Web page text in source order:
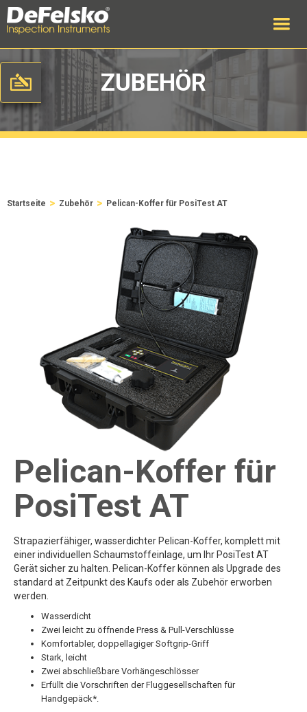
ZUBEHÖR
Startseite > Zubehör > Pelican-Koffer für PosiTest AT
Pelican-Koffer für
PosiTest AT
Strapazierfähiger, wasserdichter Pelican-Koffer, komplett mit
einer individuellen Schaumstoffeinlage, um Ihr PosiTest AT
Gerät sicher zu halten. Pelican-Koffer können als Upgrade des
standard at Zeitpunkt des Kaufs oder als Zubehör erworben
werden.
Wasserdicht
Zwei leicht zu öffnende Press & Pull-Verschlüsse
Komfortabler, doppellagiger Softgrip-Griff
Stark, leicht
Zwei abschließbare Vorhängeschlösser
Erfüllt die Vorschriften der Fluggesellschaften für
Handgepäck*.